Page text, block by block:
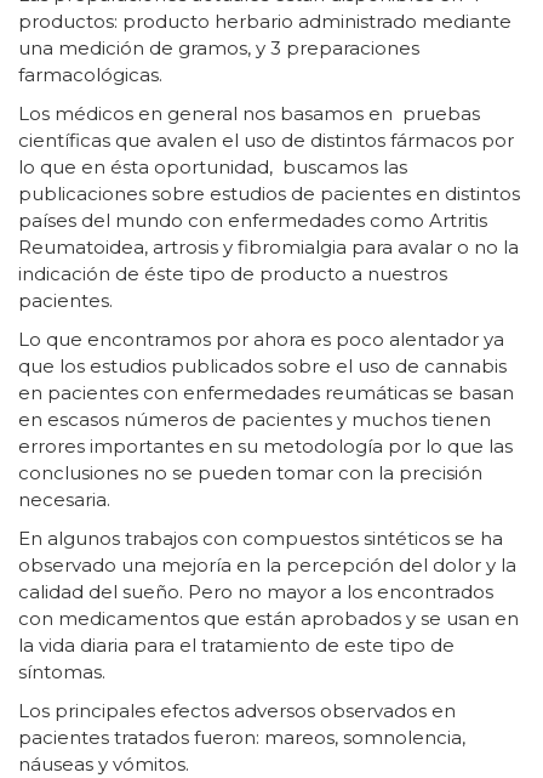
productos: producto herbario administrado mediante
una medición de gramos, y 3 preparaciones
farmacológicas.
Los médicos en general nos basamos en pruebas
científicas que avalen el uso de distintos fármacos por
lo que en ésta oportunidad, buscamos las
publicaciones sobre estudios de pacientes en distintos
países del mundo con enfermedades como Artritis
Reumatoidea, artrosis y fibromialgia para avalar o no la
indicación de éste tipo de producto a nuestros
pacientes.
Lo que encontramos por ahora es poco alentador ya
que los estudios publicados sobre el uso de cannabis
en pacientes con enfermedades reumáticas se basan
en escasos números de pacientes y muchos tienen
errores importantes en su metodología por lo que las
conclusiones no se pueden tomar con la precisión
necesaria.
En algunos trabajos con compuestos sintéticos se ha
observado una mejoría en la percepción del dolor y la
calidad del sueño. Pero no mayor a los encontrados
con medicamentos que están aprobados y se usan en
la vida diaria para el tratamiento de este tipo de
síntomas.
Los principales efectos adversos observados en
pacientes tratados fueron: mareos, somnolencia,
náuseas y vómitos.